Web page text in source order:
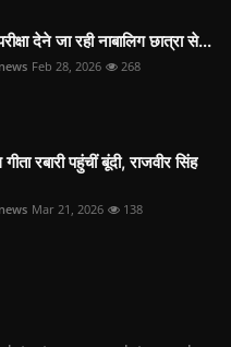
देने जा रही नाबालिग छात्रा से...
Feb 28, 2026 268
रबारी पहुंचीं बूंदी, राजवीर सिंह
Mar 21, 2026 138